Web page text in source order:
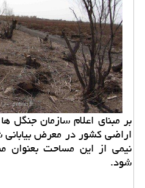
اراضی كشور در معرض
نیمی از این مساحت بعنوان
شود.